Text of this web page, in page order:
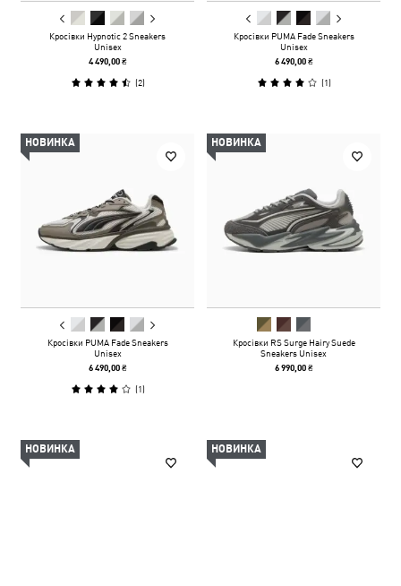
Кросівки Hypnotic 2 Sneakers
Unisex
4 490,00 ₴
(2)
Кросівки PUMA Fade Sneakers
Unisex
6 490,00 ₴
(1)
НОВИНКА
Кросівки PUMA Fade Sneakers
Unisex
6 490,00 ₴
(1)
НОВИНКА
Кросівки RS Surge Hairy Suede
Sneakers Unisex
6 990,00 ₴
НОВИНКА НОВИНКА